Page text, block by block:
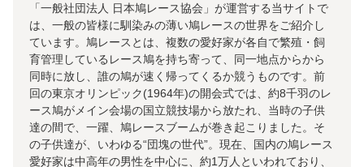
「一般社団法人 日本鳩レース協会」が運営する当サイトで
は、一般の皆様に馴染みの薄い鳩レースの世界をご紹介し
ています。鳩レースとは、複数の愛好家が各自で繁殖・飼
育管理しているレース鳩を持ち寄って、同一地点からから
同時に放し、誰の鳩が速く帰ってくるか競うものです。前
回の東京オリンピック(1964年)の開会式では、約8千羽のレ
ース鳩がメイン会場の国立競技場から放たれ、当時の子供
達の間で、一躍、鳩レースブームが巻き起こりました。そ
の子供達が、いわゆる“団塊の世代”。現在、国内の鳩レース
愛好家は中高年の男性を中心に、約1万人といわれており、